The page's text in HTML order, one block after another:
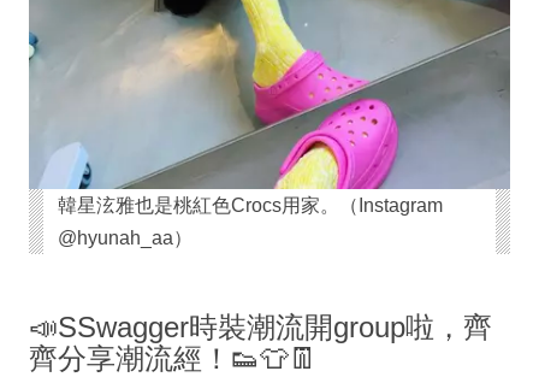
韓星泫雅也是桃紅色Crocs用家。（Instagram
@hyunah_aa）
📣SSwagger時裝潮流開group啦，齊
齊分享潮流經！👟👕👖